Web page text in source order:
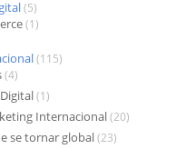
(5)
(1)
(115)
(4)
(1)
Internacional(20)
se tornar global(23)